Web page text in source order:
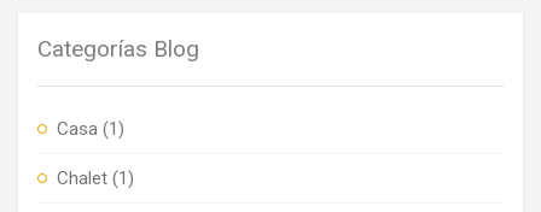
Categorías Blog
Casa (1)
Chalet (1)